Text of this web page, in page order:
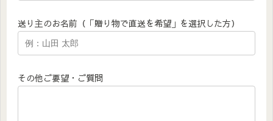
送り主のお名前（「贈り物で直送を希望」を選択した方）
その他ご要望・ご質問